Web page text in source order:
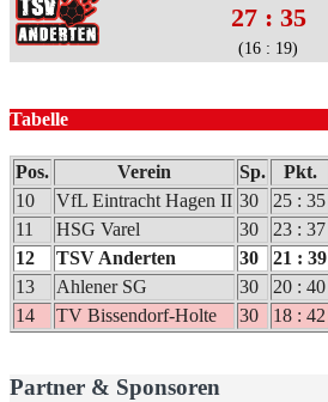
27 : 35
(16 : 19)
Tabelle
Pos. Verein Sp. Pkt.
10
VfL Eintracht Hagen II 30 25 : 35
11
HSG Varel 30 23 : 37
12
TSV Anderten 30 21 : 39
13
Ahlener SG 30 20 : 40
14
TV Bissendorf-Holte 30 18 : 42
Partner & Sponsoren